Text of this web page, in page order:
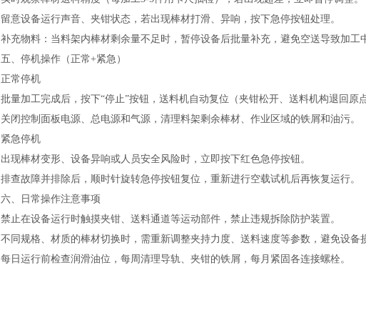
留意设备运行声音、夹钳状态，若出现棒材打滑、异响，按下急停按钮处理。
补充物料：当料架内棒材剩余量不足时，暂停设备后批量补充，避免空送导致加工
五、停机操作（正常+紧急）
正常停机
批量加工完成后，按下“停止”按钮，送料机自动复位（夹钳松开、送料机构退回原
关闭控制面板电源、总电源和气源，清理料架剩余棒材、作业区域的铁屑和油污。
紧急停机
出现棒材变形、设备异响或人员安全风险时，立即按下红色急停按钮。
排查故障并排除后，顺时针旋转急停按钮复位，重新进行空载试机后再恢复运行。
六、日常操作注意事项
禁止在设备运行时触摸夹钳、送料通道等运动部件，禁止违规拆除防护装置。
不同规格、材质的棒材切换时，需重新调整夹持力度、送料速度等参数，避免设备
每日运行前检查润滑油位，每周清理导轨、夹钳的铁屑，每月紧固各连接螺栓。